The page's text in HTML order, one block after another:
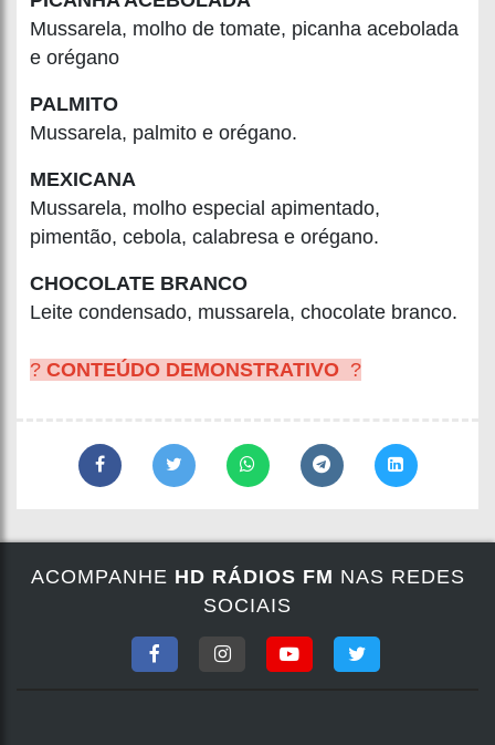
Mussarela, molho de tomate, picanha acebolada
e orégano
PALMITO
Mussarela, palmito e orégano.
MEXICANA
Mussarela, molho especial apimentado,
pimentão, cebola, calabresa e orégano.
CHOCOLATE BRANCO
Leite condensado, mussarela, chocolate branco.
? CONTEÚDO DEMONSTRATIVO ?
ACOMPANHE HD RÁDIOS FM NAS REDES
SOCIAIS